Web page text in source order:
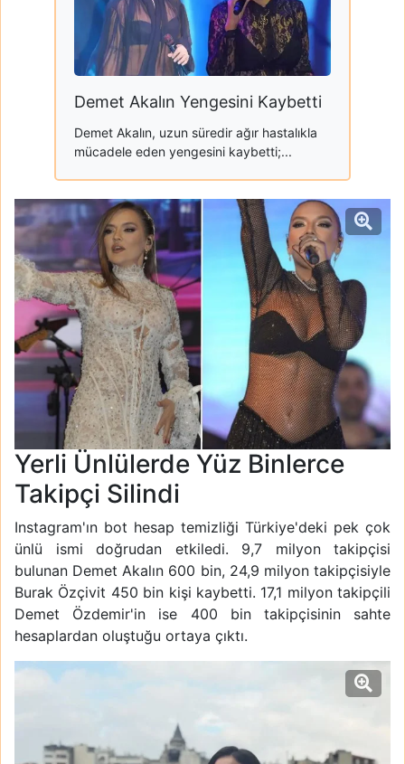
Demet Akalın Yengesini Kaybetti
Demet Akalın, uzun süredir ağır hastalıkla
mücadele eden yengesini kaybetti;...
Yerli Ünlülerde Yüz Binlerce
Takipçi Silindi
Instagram'ın bot hesap temizliği Türkiye'deki pek çok
ünlü ismi doğrudan etkiledi. 9,7 milyon takipçisi
bulunan Demet Akalın 600 bin, 24,9 milyon takipçisiyle
Burak Özçivit 450 bin kişi kaybetti. 17,1 milyon takipçili
Demet Özdemir'in ise 400 bin takipçisinin sahte
hesaplardan oluştuğu ortaya çıktı.